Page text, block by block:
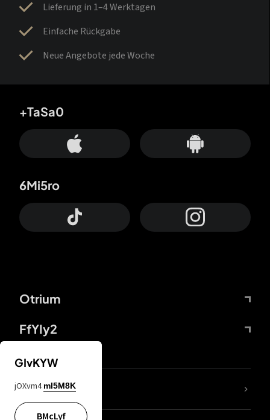
Lieferung in 1–4 Werktagen
Einfache Rückgabe
Neue Angebote jede Woche
Otrium
FfYIy2
+TaSa0
6Mi5ro
DDcvSo
GIvKYW
jOXvm4 mI5M8K
BMcLyf